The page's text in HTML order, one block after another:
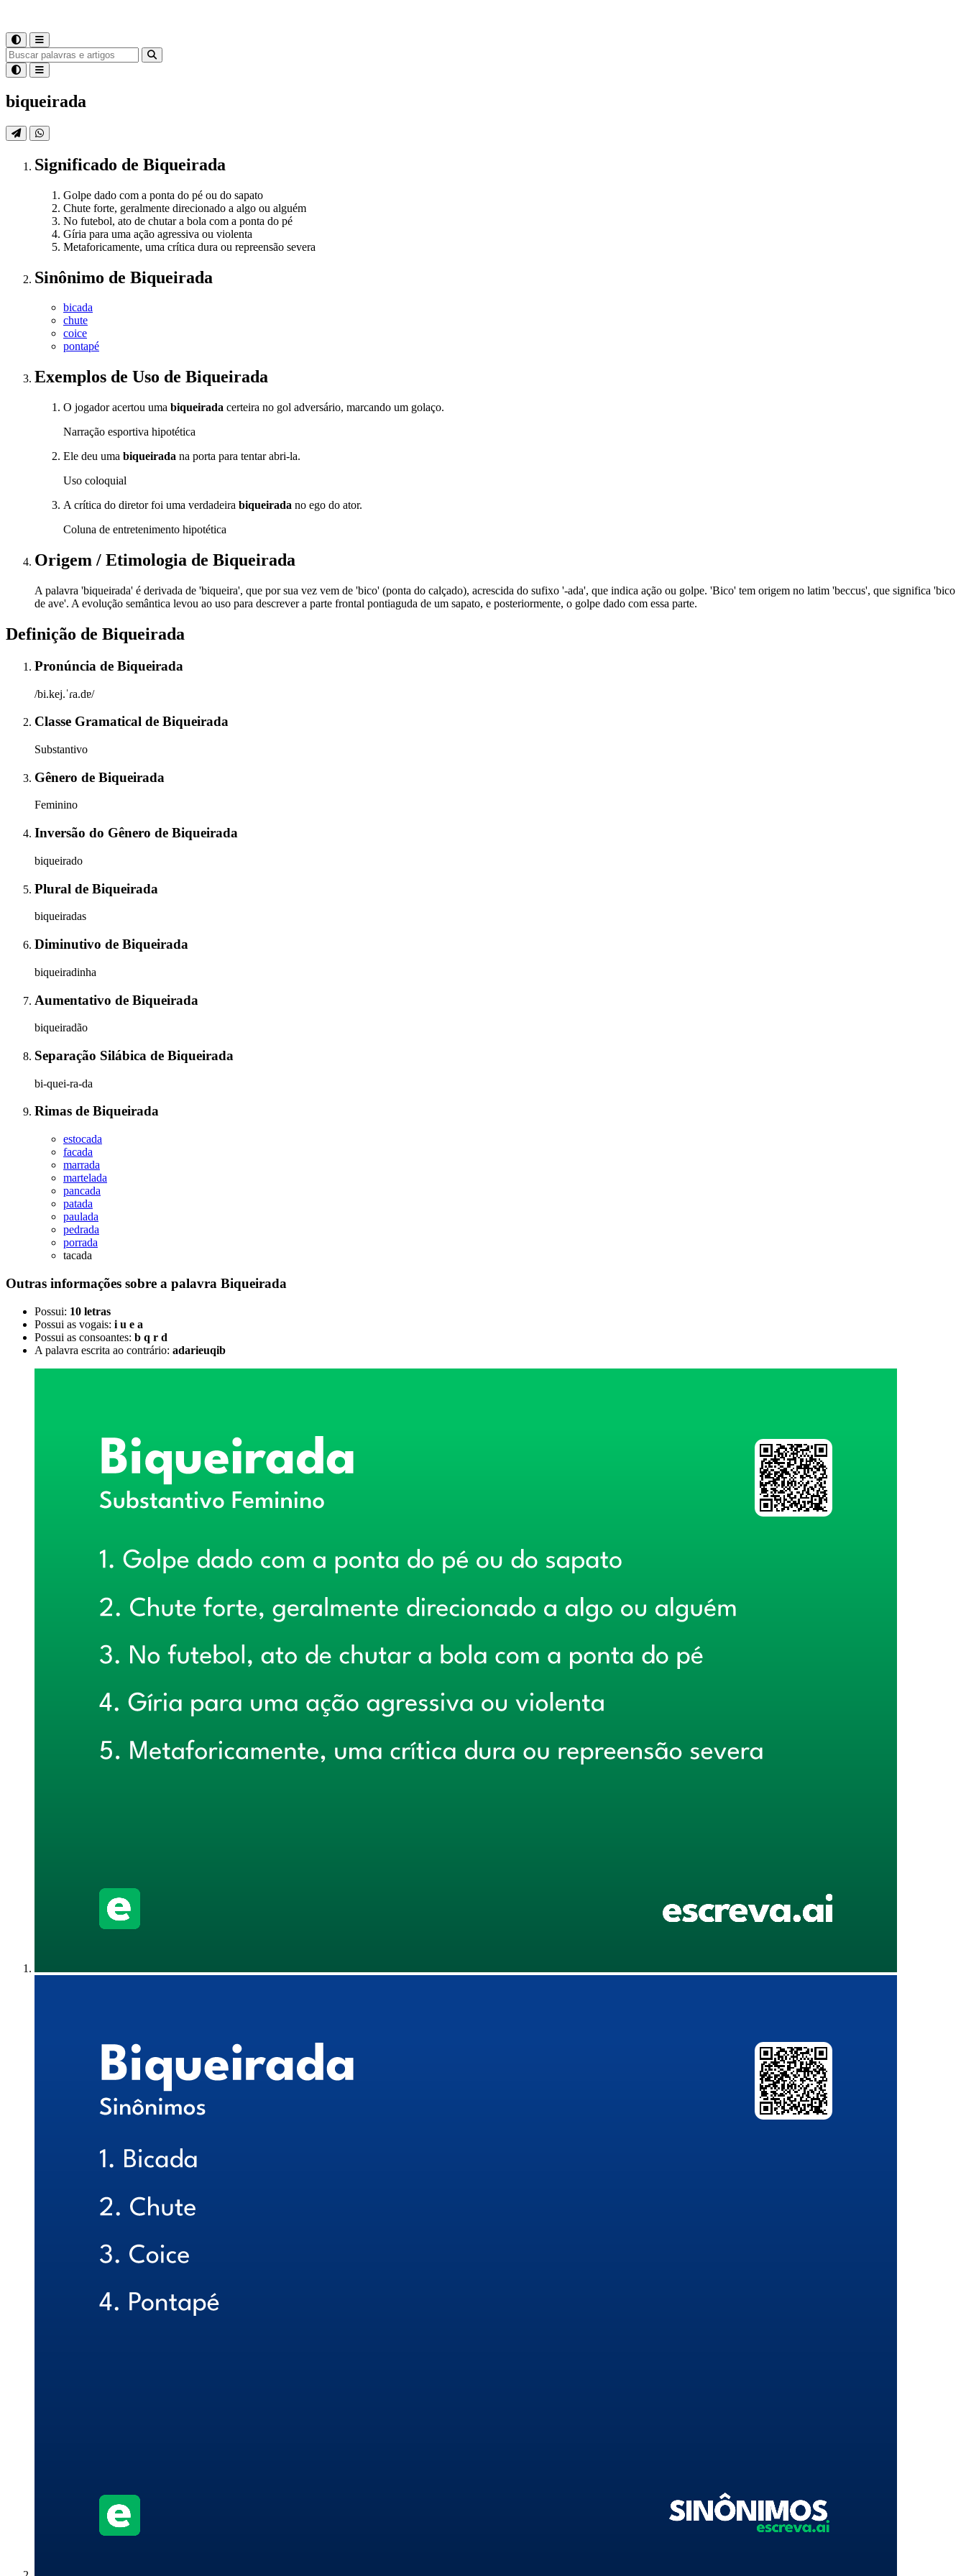
biqueirada
Significado de Biqueirada
Golpe dado com a ponta do pé ou do sapato
Chute forte, geralmente direcionado a algo ou alguém
No futebol, ato de chutar a bola com a ponta do pé
Gíria para uma ação agressiva ou violenta
Metaforicamente, uma crítica dura ou repreensão severa
Sinônimo de Biqueirada
bicada
chute
coice
pontapé
Exemplos de Uso de Biqueirada
O jogador acertou uma biqueirada certeira no gol adversário, marcando um golaço.
Narração esportiva hipotética
Ele deu uma biqueirada na porta para tentar abri-la.
Uso coloquial
A crítica do diretor foi uma verdadeira biqueirada no ego do ator.
Coluna de entretenimento hipotética
Origem / Etimologia de Biqueirada
A palavra 'biqueirada' é derivada de 'biqueira', que por sua vez vem de 'bico' (ponta do calçado), acrescida do sufixo '-ada', que indica ação ou golpe. 'Bico' tem origem no latim 'beccus', que significa 'bico
de ave'. A evolução semântica levou ao uso para descrever a parte frontal pontiaguda de um sapato, e posteriormente, o golpe dado com essa parte.
Definição de Biqueirada
Pronúncia de Biqueirada
/bi.kej.ˈɾa.dɐ/
Classe Gramatical de Biqueirada
Substantivo
Gênero de Biqueirada
Feminino
Inversão do Gênero de Biqueirada
biqueirado
Plural de Biqueirada
biqueiradas
Diminutivo de Biqueirada
biqueiradinha
Aumentativo de Biqueirada
biqueiradão
Separação Silábica de Biqueirada
bi-quei-ra-da
Rimas de Biqueirada
estocada
facada
marrada
martelada
pancada
patada
paulada
pedrada
porrada
tacada
Outras informações sobre a palavra Biqueirada
Possui: 10 letras
Possui as vogais: i u e a
Possui as consoantes: b q r d
A palavra escrita ao contrário: adarieuqib